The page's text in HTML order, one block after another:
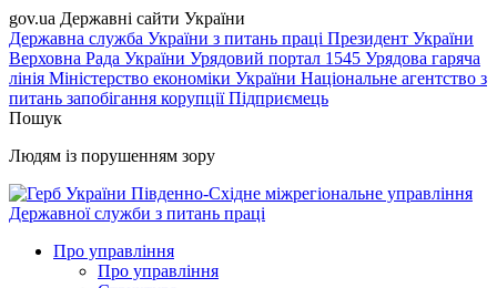
gov.ua Державні сайти України
Державна служба України з питань праці Президент України
Верховна Рада України Урядовий портал 1545 Урядова гаряча
лінія Міністерство економіки України Національне агентство з
питань запобігання корупціїПідприємець
Пошук
Людям із порушенням зору
Південно-Східне міжрегіональне управління
Державної служби з питань праці
Про управління
Про управління